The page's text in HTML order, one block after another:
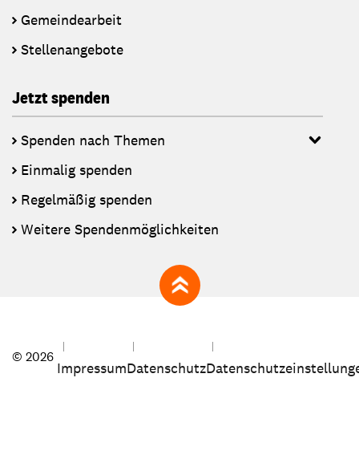
Gemeindearbeit
Stellenangebote
Jetzt spenden
Spenden nach Themen
Einmalig spenden
Regelmäßig spenden
Weitere Spendenmöglichkeiten
zum Seitenanfang
© 2026
ImpressumDatenschutz